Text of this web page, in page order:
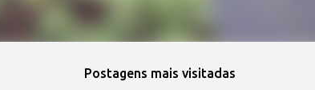
Postagens mais visitadas